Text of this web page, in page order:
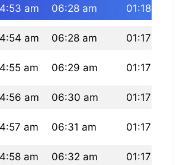
am 06:28 am 01:18 pm
am 06:28 am 01:17 pm
am 06:29 am 01:17 pm
am 06:30 am 01:17 pm
am 06:31 am 01:17 pm
am 06:32 am 01:17 pm